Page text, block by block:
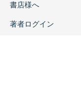
書店様へ
著者ログイン